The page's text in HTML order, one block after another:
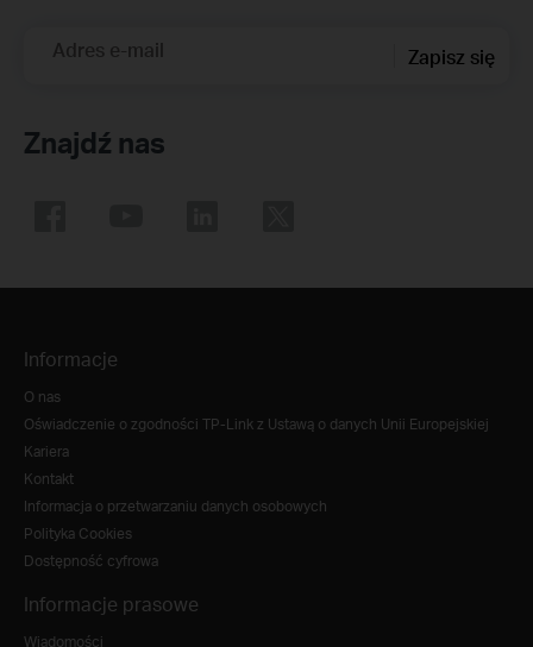
Adres e-mail Zapisz się
Znajdź nas
Informacje
O nas
Oświadczenie o zgodności TP-Link z Ustawą o danych Unii Europejskiej
Kariera
Kontakt
Informacja o przetwarzaniu danych osobowych
Polityka Cookies
Dostępność cyfrowa
Informacje prasowe
Wiadomości